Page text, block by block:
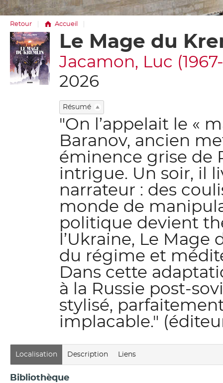
Retour Accueil
Détail
document
Le Mage du
Jacamon, Luc (1967-
2026
Résumé
"On l’appelait le «
Baranov, ancien
éminence grise de
intrigue. Un soir, il
narrateur : des
monde de
politique devient
l’Ukraine, Le
du régime et
Dans cette
à la Russie post-
stylisé,
implacable."
Localisation Description Liens
Bibliothèque